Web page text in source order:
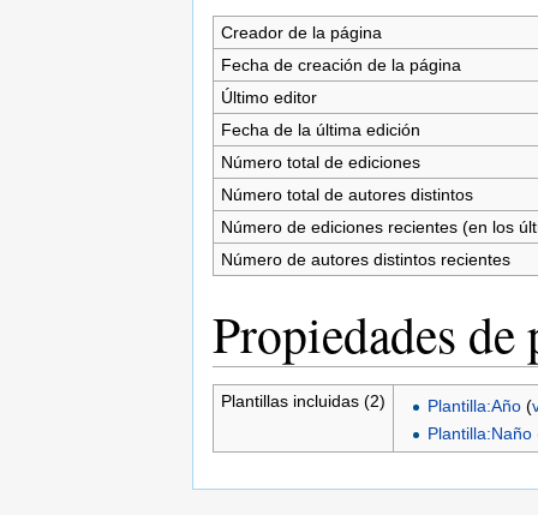
Creador de la página
Fecha de creación de la página
Último editor
Fecha de la última edición
Número total de ediciones
Número total de autores distintos
Número de ediciones recientes (en los
Número de autores distintos recientes
Propiedades de
Plantillas incluidas (2) Plantilla:Año(
Plantilla:Naño